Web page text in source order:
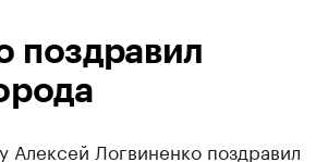
поздравил
Алексей Логвиненко поздравил